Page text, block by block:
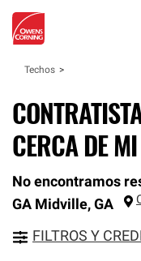
Techos
CERCA DE
No encontramos
GA Midville, GA
FILTROS Y